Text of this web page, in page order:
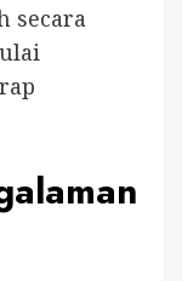
secara